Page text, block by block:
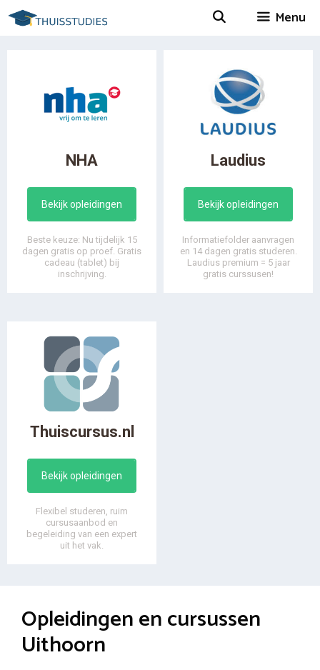
Spring
naar
Menu
NHA
Bekijk opleidingen
Beste keuze: Nu tijdelijk 15
dagen gratis op proef. Gratis
cadeau (tablet) bij
inschrijving.
Laudius
Bekijk opleidingen
Informatiefolder aanvragen
en 14 dagen gratis studeren.
Laudius premium = 5 jaar
gratis curssusen!
Thuiscursus.nl
Bekijk opleidingen
Flexibel studeren, ruim
cursusaanbod en
begeleiding van een expert
uit het vak.
Opleidingen en cursussen
Uithoorn